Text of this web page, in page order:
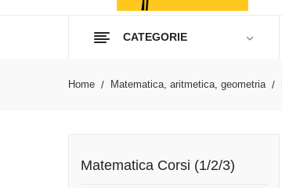
CATEGORIE
Home Matematica, aritmetica, geometria
Matematica Corsi (1/2/3)